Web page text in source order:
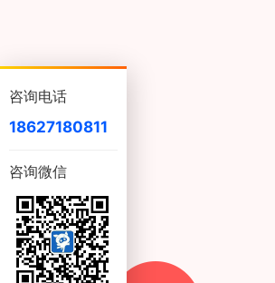
咨询电话
18627180811
咨询微信